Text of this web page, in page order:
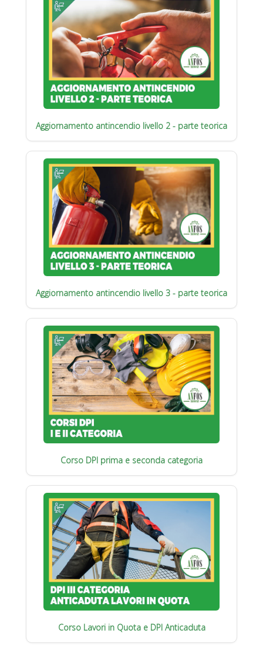
Aggiornamento antincendio livello 2 - parte teorica
Aggiornamento antincendio livello 3 - parte teorica
Corso DPI prima e seconda categoria
Corso Lavori in Quota e DPI Anticaduta